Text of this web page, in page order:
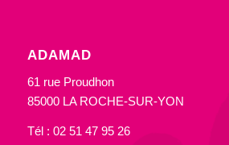
ADAMAD
61 rue Proudhon
85000 LA ROCHE-SUR-YON
Tél : 02 51 47 95 26